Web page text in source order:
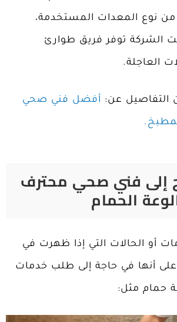
من نوع المعدات المستخدمة،
الشركة توفر فريق طوارئ
العاجلة.
التفاصيل عن: أفضل فني صحي
إلى فني صحي محترف
الحمام
أو الحالات التي إذا ظهرت في
على أنها في حاجة إلى طلب خدمات
حمام مثل: